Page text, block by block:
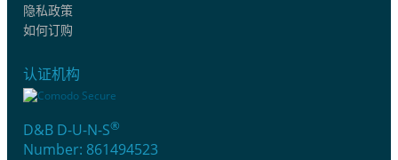
隐私政策
如何订购
认证机构
D&B D-U-N-S®
Number: 861494523